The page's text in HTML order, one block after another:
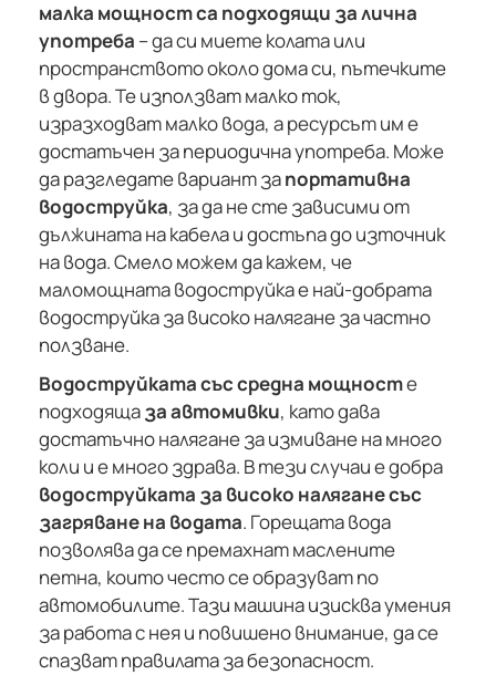
малка мощност са подходящи за лична
употреба – да си миете колата или
пространството около дома си, пътечките
в двора. Те използват малко ток,
изразходват малко вода, а ресурсът им е
достатъчен за периодична употреба. Може
да разгледате вариант запортативна
водоструйка, за да не сте зависими от
дължината на кабела и достъпа до източник
на вода. Смело можем да кажем, че
маломощната водоструйка е най-добрата
водоструйка за високо налягане за частно
ползване.
Водоструйката със средна мощносте
подходящаза автомивки, като дава
достатъчно налягане за измиване на много
коли и е много здрава. В тези случаи е добра
водоструйката за високо налягане със
загряване на водата. Горещата вода
позволява да се премахнат маслените
петна, които често се образуват по
автомобилите. Тази машина изисква умения
за работа с нея и повишено внимание, да се
спазват правилата за безопасност.